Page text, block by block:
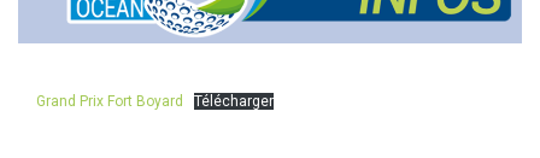
Grand Prix Fort Boyard Télécharger